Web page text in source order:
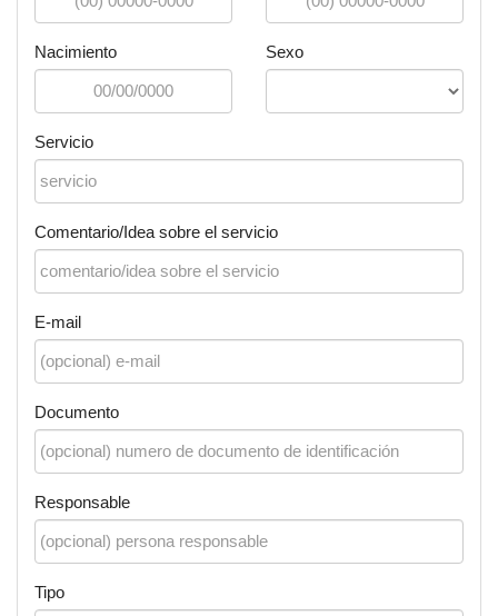
Nacimiento Sexo
Servicio
Comentario/Idea sobre el servicio
E-mail
Documento
Responsable
Tipo